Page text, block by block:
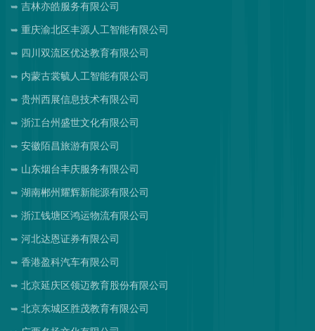
吉林亦皓服务有限公司
重庆渝北区丰源人工智能有限公司
四川双流区优达教育有限公司
内蒙古裳毓人工智能有限公司
贵州西展信息技术有限公司
浙江台州盛世文化有限公司
安徽陌昌旅游有限公司
山东烟台丰庆服务有限公司
湖南郴州耀辉新能源有限公司
浙江钱塘区鸿运物流有限公司
河北达恩证券有限公司
香港盈科汽车有限公司
北京延庆区领迈教育股份有限公司
北京东城区胜茂教育有限公司